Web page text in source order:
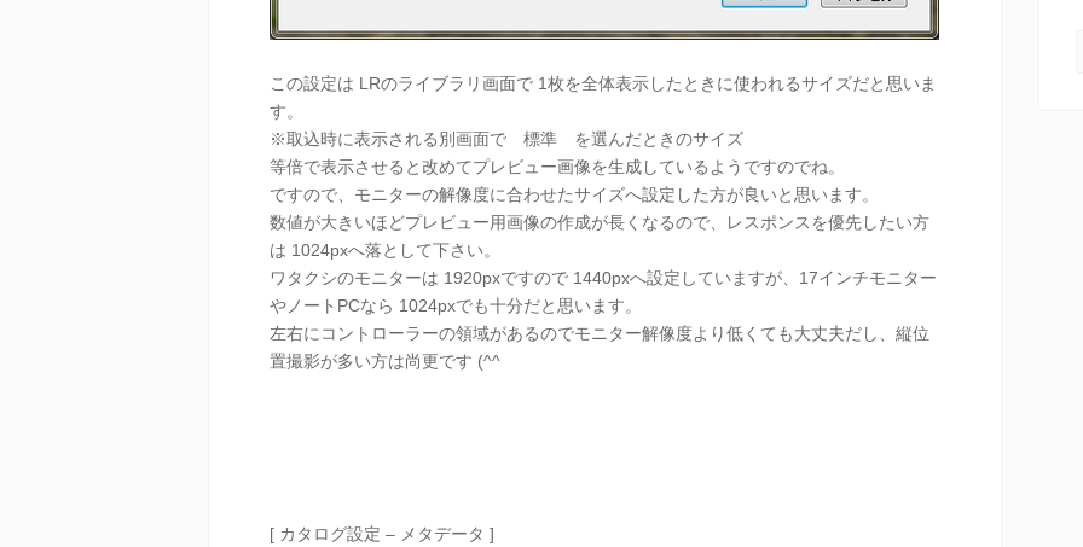
この設定は LRのライブラリ画面で 1枚を全体表示したときに使われるサイズだと思いま
す。
※取込時に表示される別画面で 標準 を選んだときのサイズ
等倍で表示させると改めてプレビュー画像を生成しているようですのでね。
ですので、モニターの解像度に合わせたサイズへ設定した方が良いと思います。
数値が大きいほどプレビュー用画像の作成が長くなるので、レスポンスを優先したい方
は 1024pxへ落として下さい。
ワタクシのモニターは 1920pxですので 1440pxへ設定していますが、17インチモニター
やノートPCなら 1024pxでも十分だと思います。
左右にコントローラーの領域があるのでモニター解像度より低くても大丈夫だし、縦位
置撮影が多い方は尚更です (^^
[ カタログ設定 – メタデータ ]